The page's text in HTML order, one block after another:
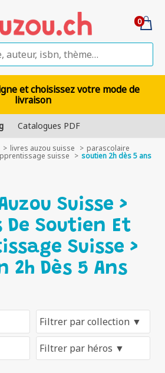
0
et choisissez votre mode de
livraison
Catalogues PDF
livres auzou suisse parascolaire
suisse soutien 2h dès 5 ans
Suisse >
De Soutien Et
Suisse >
2h Dès 5 Ans